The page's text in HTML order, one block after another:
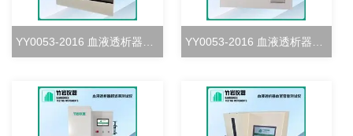
YY0053-2016 血液透析器血室密合度测试仪 YY0053-2016 血液透析器清除率测试仪